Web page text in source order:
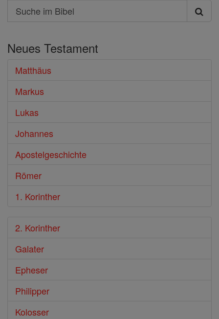
Search
Suche
Bibel
Neues Testament
Matthäus
Markus
Lukas
Johannes
Apostelgeschichte
Römer
1. Korinther
2. Korinther
Galater
Epheser
Philipper
Kolosser